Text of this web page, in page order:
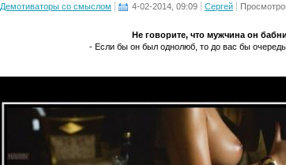
Демотиваторы со смыслом 4-02-2014, 09:09 Сергей
Не говорите, что мужчина он
- Если бы он был однолюб, то до вас бы